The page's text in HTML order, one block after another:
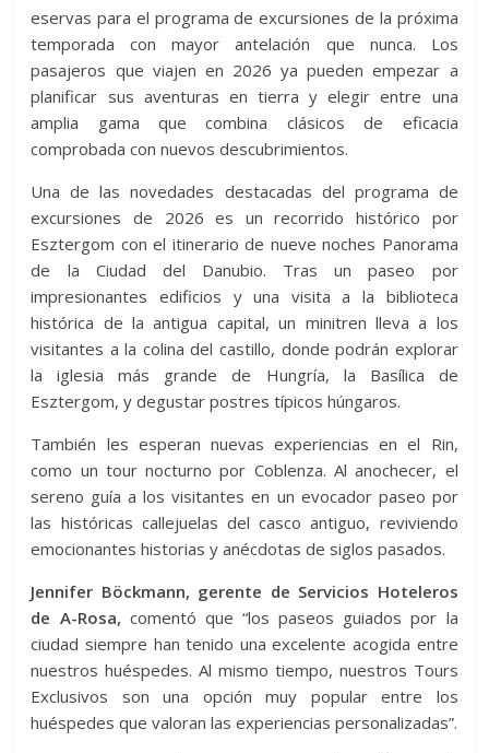
eservas para el programa de excursiones de la próxima
temporada con mayor antelación que nunca. Los
pasajeros que viajen en 2026 ya pueden empezar a
planificar sus aventuras en tierra y elegir entre una
amplia gama que combina clásicos de eficacia
comprobada con nuevos descubrimientos.
Una de las novedades destacadas del programa de
excursiones de 2026 es un recorrido histórico por
Esztergom con el itinerario de nueve noches Panorama
de la Ciudad del Danubio. Tras un paseo por
impresionantes edificios y una visita a la biblioteca
histórica de la antigua capital, un minitren lleva a los
visitantes a la colina del castillo, donde podrán explorar
la iglesia más grande de Hungría, la Basílica de
Esztergom, y degustar postres típicos húngaros.
También les esperan nuevas experiencias en el Rin,
como un tour nocturno por Coblenza. Al anochecer, el
sereno guía a los visitantes en un evocador paseo por
las históricas callejuelas del casco antiguo, reviviendo
emocionantes historias y anécdotas de siglos pasados.
Jennifer Böckmann, gerente de Servicios Hoteleros
de A-Rosa, comentó que “los paseos guiados por la
ciudad siempre han tenido una excelente acogida entre
nuestros huéspedes. Al mismo tiempo, nuestros Tours
Exclusivos son una opción muy popular entre los
huéspedes que valoran las experiencias personalizadas”.